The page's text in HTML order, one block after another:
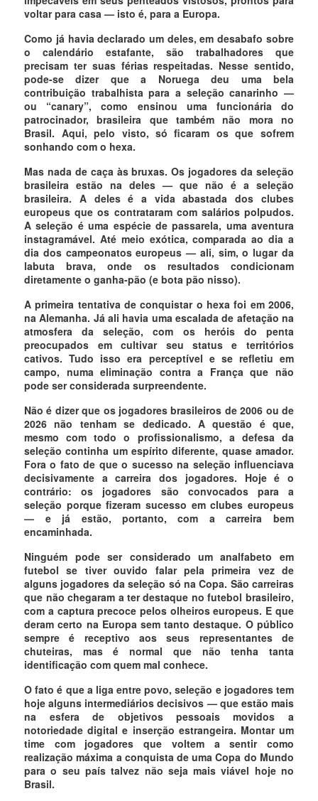
voltar para casa — isto é, para a Europa.
Como já havia declarado um deles, em desabafo sobre
o calendário estafante, são trabalhadores que
precisam ter suas férias respeitadas. Nesse sentido,
pode-se dizer que a Noruega deu uma bela
contribuição trabalhista para a seleção canarinho —
ou “canary”, como ensinou uma funcionária do
patrocinador, brasileira que também não mora no
Brasil. Aqui, pelo visto, só ficaram os que sofrem
sonhando com o hexa.
Mas nada de caça às bruxas. Os jogadores da seleção
brasileira estão na deles — que não é a seleção
brasileira. A deles é a vida abastada dos clubes
europeus que os contrataram com salários polpudos.
A seleção é uma espécie de passarela, uma aventura
instagramável. Até meio exótica, comparada ao dia a
dia dos campeonatos europeus — ali, sim, o lugar da
labuta brava, onde os resultados condicionam
diretamente o ganha-pão (e bota pão nisso).
A primeira tentativa de conquistar o hexa foi em 2006,
na Alemanha. Já ali havia uma escalada de afetação na
atmosfera da seleção, com os heróis do penta
preocupados em cultivar seu status e territórios
cativos. Tudo isso era perceptível e se refletiu em
campo, numa eliminação contra a França que não
pode ser considerada surpreendente.
Não é dizer que os jogadores brasileiros de 2006 ou de
2026 não tenham se dedicado. A questão é que,
mesmo com todo o profissionalismo, a defesa da
seleção continha um espírito diferente, quase amador.
Fora o fato de que o sucesso na seleção influenciava
decisivamente a carreira dos jogadores. Hoje é o
contrário: os jogadores são convocados para a
seleção porque fizeram sucesso em clubes europeus
— e já estão, portanto, com a carreira bem
encaminhada.
Ninguém pode ser considerado um analfabeto em
futebol se tiver ouvido falar pela primeira vez de
alguns jogadores da seleção só na Copa. São carreiras
que não chegaram a ter destaque no futebol brasileiro,
com a captura precoce pelos olheiros europeus. E que
deram certo na Europa sem tanto destaque. O público
sempre é receptivo aos seus representantes de
chuteiras, mas é normal que não tenha tanta
identificação com quem mal conhece.
O fato é que a liga entre povo, seleção e jogadores tem
hoje alguns intermediários decisivos — que estão mais
na esfera de objetivos pessoais movidos a
notoriedade digital e inserção estrangeira. Montar um
time com jogadores que voltem a sentir como
realização máxima a conquista de uma Copa do Mundo
para o seu país talvez não seja mais viável hoje no
Brasil.